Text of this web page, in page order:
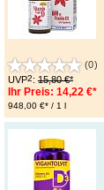
(0)
UVP2: 15,80 €*
Ihr Preis: 14,22 €*
948,00 €* / 1 l